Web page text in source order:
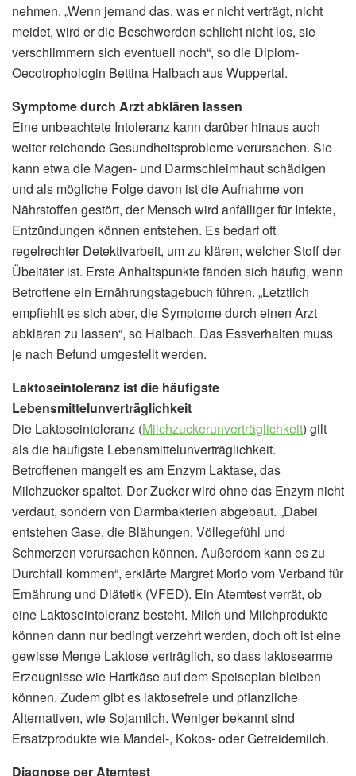
nehmen. „Wenn jemand das, was er nicht verträgt, nicht
meidet, wird er die Beschwerden schlicht nicht los, sie
verschlimmern sich eventuell noch“, so die Diplom-
Oecotrophologin Bettina Halbach aus Wuppertal.
Symptome durch Arzt abklären lassen
Eine unbeachtete Intoleranz kann darüber hinaus auch
weiter reichende Gesundheitsprobleme verursachen. Sie
kann etwa die Magen- und Darmschleimhaut schädigen
und als mögliche Folge davon ist die Aufnahme von
Nährstoffen gestört, der Mensch wird anfälliger für Infekte,
Entzündungen können entstehen. Es bedarf oft
regelrechter Detektivarbeit, um zu klären, welcher Stoff der
Übeltäter ist. Erste Anhaltspunkte fänden sich häufig, wenn
Betroffene ein Ernährungstagebuch führen. „Letztlich
empfiehlt es sich aber, die Symptome durch einen Arzt
abklären zu lassen“, so Halbach. Das Essverhalten muss
je nach Befund umgestellt werden.
Laktoseintoleranz ist die häufigste
Lebensmittelunverträglichkeit
Die Laktoseintoleranz (Milchzuckerunverträglichkeit) gilt
als die häufigste Lebensmittelunverträglichkeit.
Betroffenen mangelt es am Enzym Laktase, das
Milchzucker spaltet. Der Zucker wird ohne das Enzym nicht
verdaut, sondern von Darmbakterien abgebaut. „Dabei
entstehen Gase, die Blähungen, Völlegefühl und
Schmerzen verursachen können. Außerdem kann es zu
Durchfall kommen“, erklärte Margret Morlo vom Verband für
Ernährung und Diätetik (VFED). Ein Atemtest verrät, ob
eine Laktoseintoleranz besteht. Milch und Milchprodukte
können dann nur bedingt verzehrt werden, doch oft ist eine
gewisse Menge Laktose verträglich, so dass laktosearme
Erzeugnisse wie Hartkäse auf dem Speiseplan bleiben
können. Zudem gibt es laktosefreie und pflanzliche
Alternativen, wie Sojamilch. Weniger bekannt sind
Ersatzprodukte wie Mandel-, Kokos- oder Getreidemilch.
Diagnose per Atemtest